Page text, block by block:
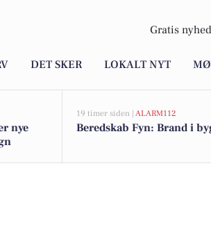
Gratis
DET SKER LOKALT NYT
nye
19 timer siden | ALARM112
Beredskab Fyn: Brand i